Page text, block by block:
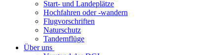
Start- und Landeplätze
Hochfahren oder -wandern
Flugvorschriften
Naturschutz
Tandemflüge
Über uns